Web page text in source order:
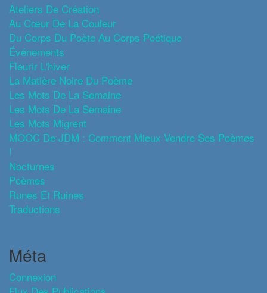
Ateliers De Création
Au Cœur De La Couleur
Du Corps Du Poète Au Corps Poétique
Événements
Fleurir L'hiver
La Matière Noire Du Poème
Les Mots De La Semaine
Les Mots De La Semaine
Les Mots Migrent
MOOC De JDM : Comment Mieux Vendre Ses Poèmes
!
Nocturnes
Poèmes
Runes Et Ruines
Traductions
Méta
Connexion